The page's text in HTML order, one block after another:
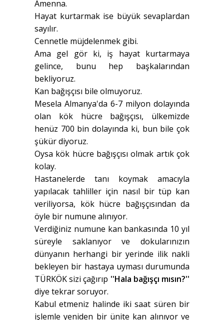
Amenna.
Hayat kurtarmak ise büyük sevaplardan
sayılır.
Cennetle müjdelenmek gibi.
Ama gel gör ki, iş hayat kurtarmaya
gelince, bunu hep başkalarından
bekliyoruz.
Kan bağışçısı bile olmuyoruz.
Mesela Almanya'da 6-7 milyon dolayında
olan kök hücre bağışçısı, ülkemizde
henüz 700 bin dolayında ki, bun bile çok
şükür diyoruz.
Oysa kök hücre bağışçısı olmak artık çok
kolay.
Hastanelerde tanı koymak amacıyla
yapılacak tahliller için nasıl bir tüp kan
veriliyorsa, kök hücre bağışçısından da
öyle bir numune alınıyor.
Verdiğiniz numune kan bankasında 10 yıl
süreyle saklanıyor ve dokularınızın
dünyanın herhangi bir yerinde ilik nakli
bekleyen bir hastaya uyması durumunda
TÜRKÖK sizi çağırıp ''Hala bağışçı mısın?''
diye tekrar soruyor.
Kabul etmeniz halinde iki saat süren bir
işlemle yeniden bir ünite kan alınıyor ve